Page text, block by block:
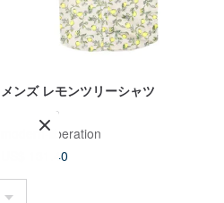
メンズ レモンツリーシャツ
modern-liberation
US$ 131.40